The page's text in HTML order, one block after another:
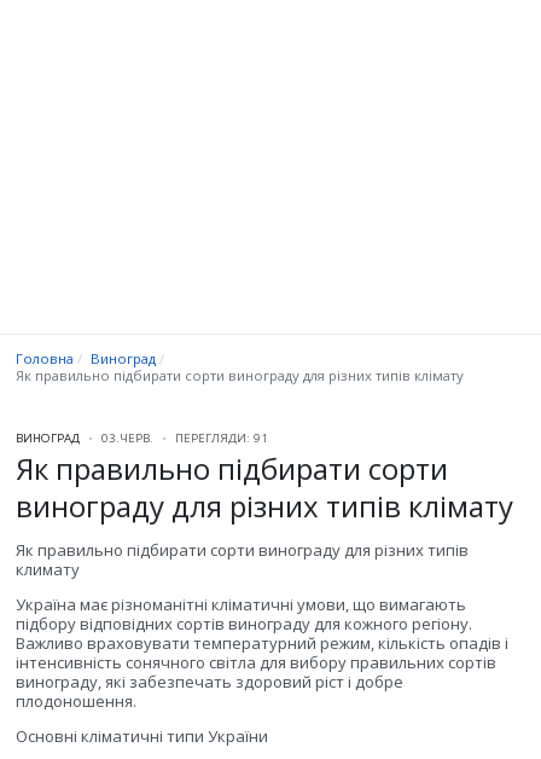
Головна
Виноград
Як правильно підбирати сорти винограду для різних типів клімату
ВИНОГРАД 03.ЧЕРВ. ПЕРЕГЛЯДИ: 91
Як правильно підбирати сорти
винограду для різних типів клімату
Як правильно підбирати сорти винограду для різних типів
климату
Україна має різноманітні кліматичні умови, що вимагають
підбору відповідних сортів винограду для кожного регіону.
Важливо враховувати температурний режим, кількість опадів і
інтенсивність сонячного світла для вибору правильних сортів
винограду, які забезпечать здоровий ріст і добре
плодоношення.
Основні кліматичні типи України